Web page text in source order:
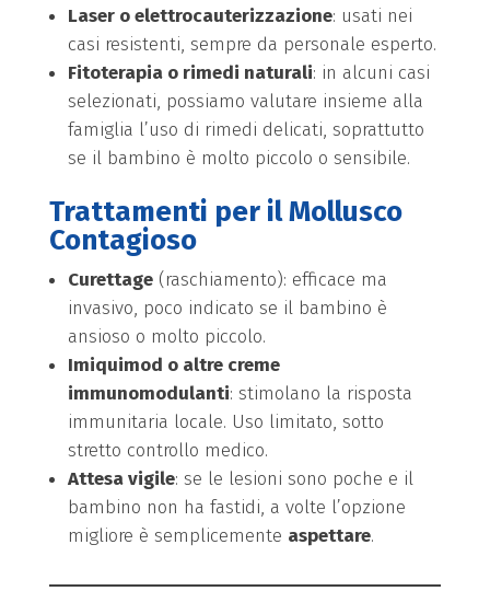
Laser o elettrocauterizzazione: usati nei
casi resistenti, sempre da personale esperto.
Fitoterapia o rimedi naturali: in alcuni casi
selezionati, possiamo valutare insieme alla
famiglia l’uso di rimedi delicati, soprattutto
se il bambino è molto piccolo o sensibile.
Trattamenti per il Mollusco
Contagioso
Curettage(raschiamento): efficace ma
invasivo, poco indicato se il bambino è
ansioso o molto piccolo.
Imiquimod o altre creme
immunomodulanti: stimolano la risposta
immunitaria locale. Uso limitato, sotto
stretto controllo medico.
Attesa vigile: se le lesioni sono poche e il
bambino non ha fastidi, a volte l’opzione
migliore è semplicemente aspettare.